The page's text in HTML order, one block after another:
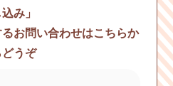
込み」
お問い合わせはこちらか
どうぞ